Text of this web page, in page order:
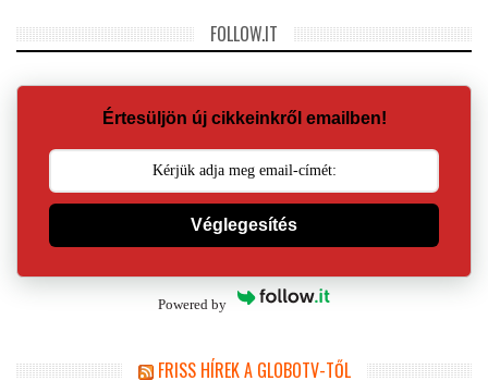
FOLLOW.IT
Értesüljön új cikkeinkről emailben!
Véglegesítés
Powered by
FRISS HÍREK A GLOBOTV-TŐL